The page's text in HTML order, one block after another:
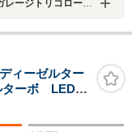
ジトリコロール）
ィーゼルター
ーボ LEDヘ
ンドロイド
ル オートマ